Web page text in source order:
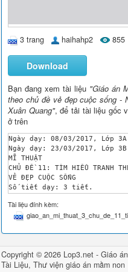
3 trang haihahp2 855
Download
Bạn đang xem tài liệu "Giáo án
theo chủ đề vẻ đẹp cuộc sống -
Xuân Quang", để tải tài liệu gốc
ở trên
Ngày dạy: 08/03/2017, Lớp 3A
Ngày dạy: 23/03/2017, Lớp 3B
MĨ THUẬT
CHỦ ĐỀ 11: TÌM HIỂU TRANH
VẺ ĐẸP CUỘC SỐNG
Số tiết dạy: 3 tiết.
I. Mục tiêu:
- Giúp HS làm quen với 1 số
- Giúp HS nêu được chủ
- HS giới thiệu, nhận xét và
II. Phương pháp và hình
- Phương pháp: Sử dụng
- Hình thức: Cá nhân, nhóm
Tài liệu đính kèm:
Copyright © 2026 Lop3.net -Giáo
Tài Liệu,Thư viện giáo án mầm non